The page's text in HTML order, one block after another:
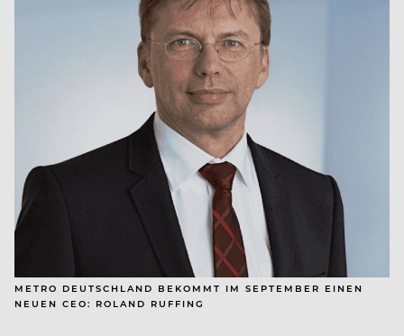
METRO DEUTSCHLAND BEKOMMT IM SEPTEMBER EINEN
NEUEN CEO: ROLAND RUFFING